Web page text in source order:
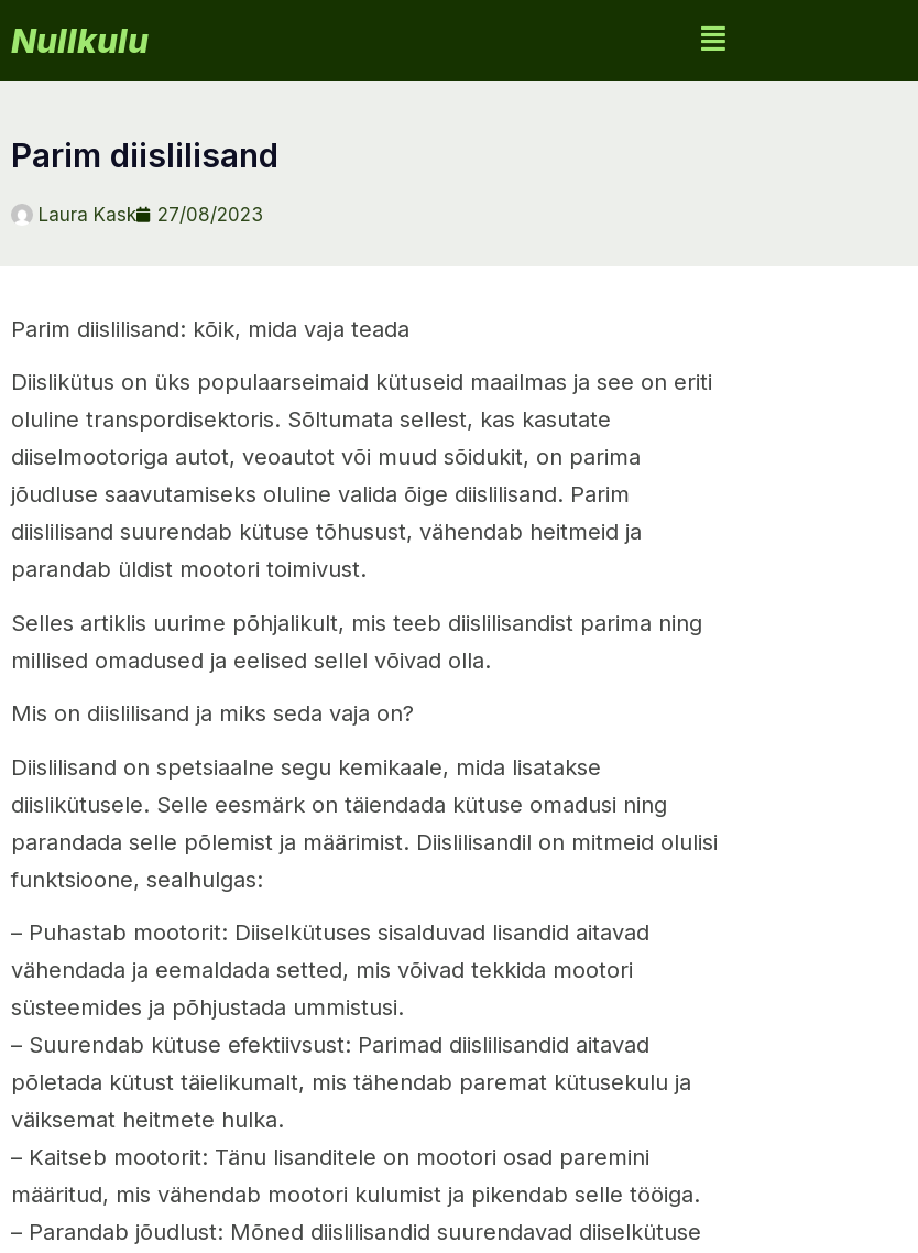
Nullkulu
parim diislilisand
Laura Kask 27/08/2023
Parim diislilisand: kõik, mida vaja teada
Diislikütus on üks populaarseimaid kütuseid maailmas ja see on eriti
oluline transpordisektoris. Sõltumata sellest, kas kasutate
diiselmootoriga autot, veoautot või muud sõidukit, on parima
jõudluse saavutamiseks oluline valida õige diislilisand. Parim
diislilisand suurendab kütuse tõhusust, vähendab heitmeid ja
parandab üldist mootori toimivust.
Selles artiklis uurime põhjalikult, mis teeb diislilisandist parima ning
millised omadused ja eelised sellel võivad olla.
Mis on diislilisand ja miks seda vaja on?
Diislilisand on spetsiaalne segu kemikaale, mida lisatakse
diislikütusele. Selle eesmärk on täiendada kütuse omadusi ning
parandada selle põlemist ja määrimist. Diislilisandil on mitmeid olulisi
funktsioone, sealhulgas:
– Puhastab mootorit: Diiselkütuses sisalduvad lisandid aitavad
vähendada ja eemaldada setted, mis võivad tekkida mootori
süsteemides ja põhjustada ummistusi.
– Suurendab kütuse efektiivsust: Parimad diislilisandid aitavad
põletada kütust täielikumalt, mis tähendab paremat kütusekulu ja
väiksemat heitmete hulka.
– Kaitseb mootorit: Tänu lisanditele on mootori osad paremini
määritud, mis vähendab mootori kulumist ja pikendab selle tööiga.
– Parandab jõudlust: Mõned diislilisandid suurendavad diiselkütuse